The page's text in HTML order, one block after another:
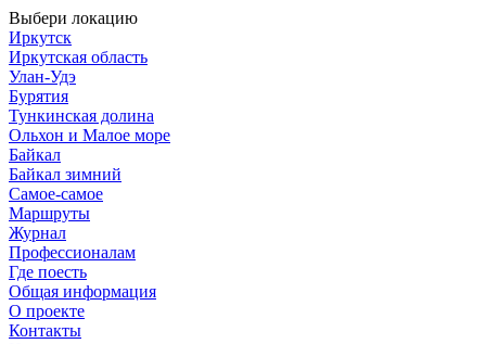
Выбери локацию
Иркутск
Иркутская область
Улан-Удэ
Бурятия
Тункинская долина
Ольхон и Малое море
Байкал
Байкал зимний
Самое-самое
Маршруты
Журнал
Профессионалам
Где поесть
Общая информация
О проекте
Контакты